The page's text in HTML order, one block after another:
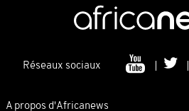
Réseaux sociaux
A propos d'Africanews